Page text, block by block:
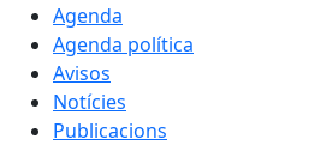
Agenda
Agenda política
Avisos
Notícies
Publicacions